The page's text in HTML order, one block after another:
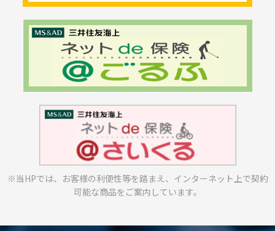
※当HPでは、お客様の利便性等を踏まえ、 インターネット上で契約
可能な商品をご案内しています。